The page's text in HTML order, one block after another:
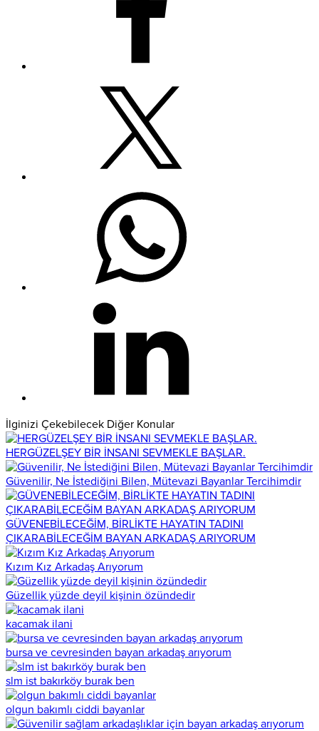
İlginizi Çekebilecek Diğer Konular
HERGÜZELŞEY BİR İNSANI SEVMEKLE BAŞLAR.
Güvenilir, Ne İstediğini Bilen, Mütevazi Bayanlar Tercihimdir
GÜVENEBİLECEĞİM, BİRLİKTE HAYATIN TADINI
ÇIKARABİLECEĞİM BAYAN ARKADAŞ ARIYORUM
Kızım Kız Arkadaş Arıyorum
Güzellik yüzde deyil kişinin özündedir
kacamak ilani
bursa ve cevresinden bayan arkadaş arıyorum
slm ist bakırköy burak ben
olgun bakımlı ciddi bayanlar